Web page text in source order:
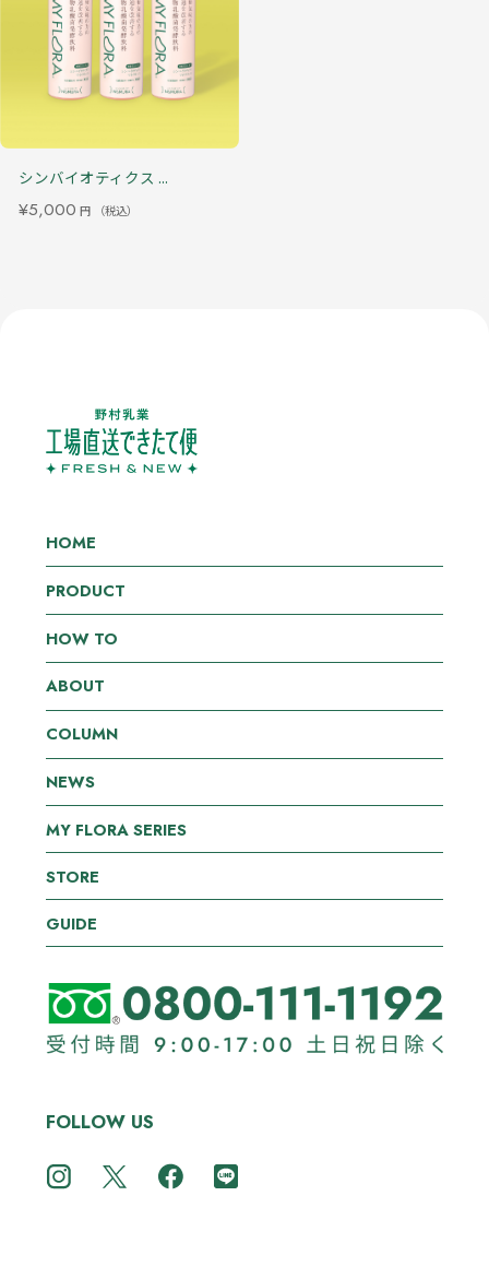
シンバイオティクス ...
¥5,000 円 （税込）
HOME
PRODUCT
HOW TO
ABOUT
COLUMN
NEWS
MY FLORA SERIES
STORE
GUIDE
FOLLOW US